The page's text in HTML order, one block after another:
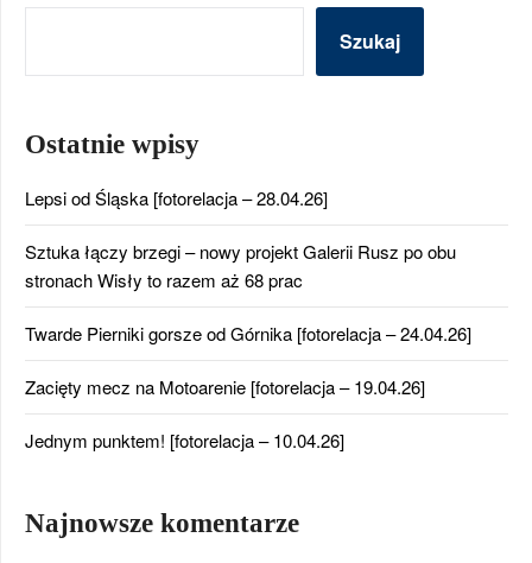
Szukaj
Ostatnie wpisy
Lepsi od Śląska [fotorelacja – 28.04.26]
Sztuka łączy brzegi – nowy projekt Galerii Rusz po obu
stronach Wisły to razem aż 68 prac
Twarde Pierniki gorsze od Górnika [fotorelacja – 24.04.26]
Zacięty mecz na Motoarenie [fotorelacja – 19.04.26]
Jednym punktem! [fotorelacja – 10.04.26]
Najnowsze komentarze